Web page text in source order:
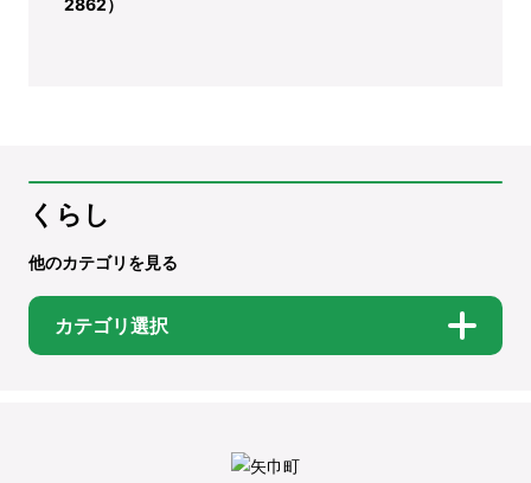
くらし
他のカテゴリを見る
カテゴリ選択